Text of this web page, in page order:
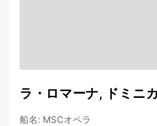
ラ・ロマーナ, ドミニ
船名: MSCオペラ